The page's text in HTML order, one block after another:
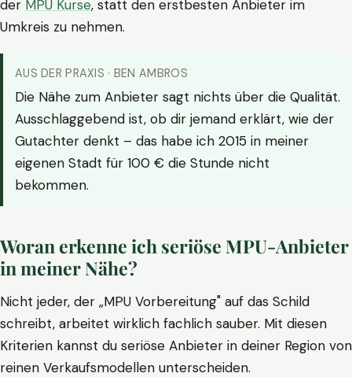
der MPU Kurse, statt den erstbesten Anbieter im
Umkreis zu nehmen.
AUS DER PRAXIS · BEN AMBROS
Die Nähe zum Anbieter sagt nichts über die Qualität.
Ausschlaggebend ist, ob dir jemand erklärt, wie der
Gutachter denkt – das habe ich 2015 in meiner
eigenen Stadt für 100 € die Stunde nicht
bekommen.
Woran erkenne ich seriöse MPU-Anbieter
in meiner Nähe?
Nicht jeder, der „MPU Vorbereitung" auf das Schild
schreibt, arbeitet wirklich fachlich sauber. Mit diesen
Kriterien kannst du seriöse Anbieter in deiner Region von
reinen Verkaufsmodellen unterscheiden.